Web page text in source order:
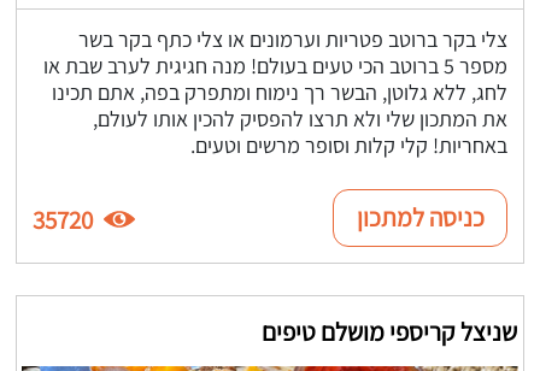
צלי בקר ברוטב פטריות וערמונים או צלי כתף בקר בשר
מספר 5 ברוטב הכי טעים בעולם! מנה חגיגית לערב שבת או
לחג, ללא גלוטן, הבשר רך נימוח ומתפרק בפה, אתם תכינו
את המתכון שלי ולא תרצו להפסיק להכין אותו לעולם,
באחריות! קלי קלות וסופר מרשים וטעים.
כניסה למתכון 35720
שניצל קריספי מושלם טיפים